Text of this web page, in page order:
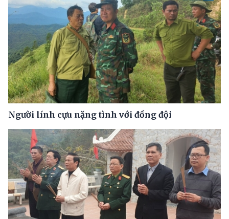
Người lính cựu nặng tình với đồng đội